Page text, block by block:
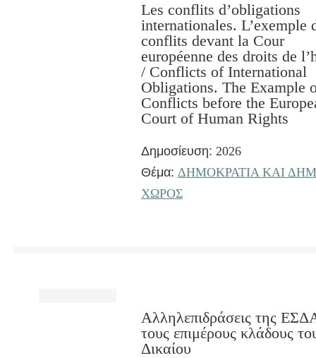
Les conflits d’obligations
internationales. L’exemple
conflits devant la Cour
européenne des droits de
/ Conflicts of International
Obligations. The Example
Conflicts before the
Court of Human Rights
Δημοσίευση: 2026
Θέμα: ΔΗΜΟΚΡΑΤΙΑ ΚΑΙ
ΧΩΡΟΣ
Αλληλεπιδράσεις της
τους επιμέρους κλάδους
Δικαίου